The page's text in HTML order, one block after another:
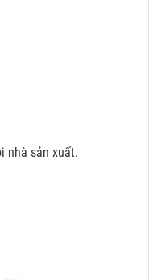
nhà sản xuất.